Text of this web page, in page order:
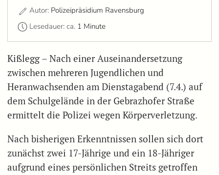
Autor: Polizeipräsidium Ravensburg
Lesedauer: ca. 1 Minute
Kißlegg – Nach einer Auseinandersetzung
zwischen mehreren Jugendlichen und
Heranwachsenden am Dienstagabend (7.4.) auf
dem Schulgelände in der Gebrazhofer Straße
ermittelt die Polizei wegen Körperverletzung.
Nach bisherigen Erkenntnissen sollen sich dort
zunächst zwei 17-Jährige und ein 18-Jähriger
aufgrund eines persönlichen Streits getroffen